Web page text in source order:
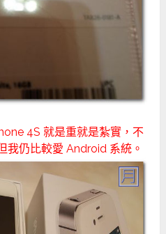
4S 就是重就是紮實，不
我仍比較愛 Android 系統。